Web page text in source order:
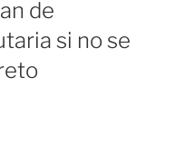
de
si no se